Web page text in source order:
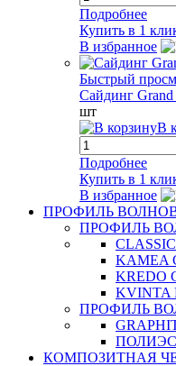
Подробнее
Купить в 1
В избранное
Быстрый
Сайдинг
шт
В
Подробнее
Купить в 1
В избранное
ПРОФИЛЬ
ПРОФИЛЬ
KAMEA
KREDO
KVINTA
ПРОФИЛЬ
КОМПОЗИТНАЯ